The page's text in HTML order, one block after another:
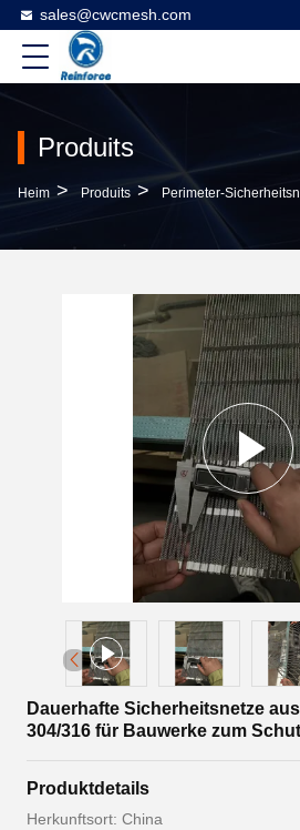
sales@cwcmesh.com
Produits
Heim > Produits > Perimeter-
Dauerhafte Sicherheitsnetze
304/316 für Bauwerke zum
Produktdetails
Herkunftsort: China